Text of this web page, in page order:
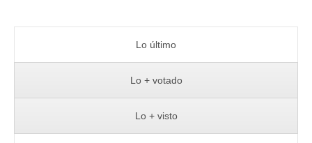
Lo último
Lo + votado
Lo + visto